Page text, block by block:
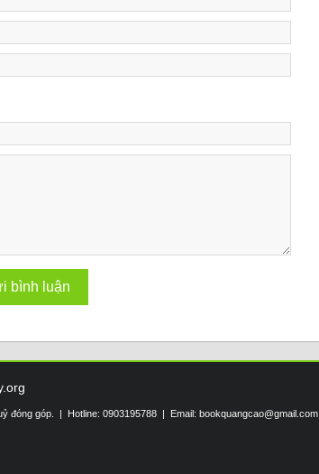
đóng góp. | Hotline: 0903195788 | Email: bookquangcao@gmail.com